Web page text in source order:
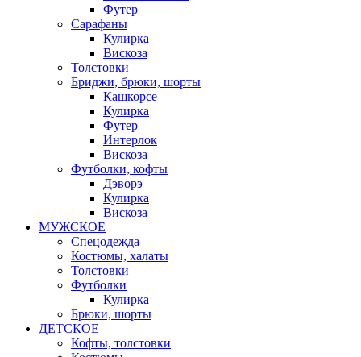
Футер
Сарафаны
Кулирка
Вискоза
Толстовки
Бриджи, брюки, шорты
Кашкорсе
Кулирка
Футер
Интерлок
Вискоза
Футболки, кофты
Дэворэ
Кулирка
Вискоза
МУЖСКОЕ
Спецодежда
Костюмы, халаты
Толстовки
Футболки
Кулирка
Брюки, шорты
ДЕТСКОЕ
Кофты, толстовки